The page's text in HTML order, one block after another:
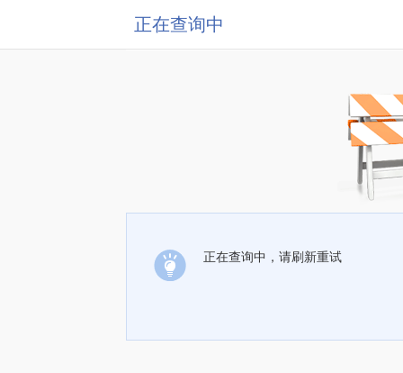
正在查询中
正在查询中，请刷新重试